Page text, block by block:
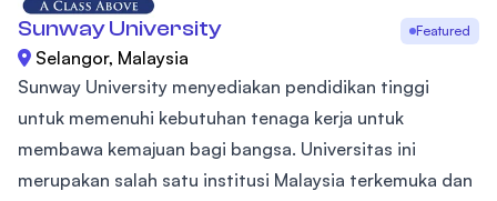
Sunway University Featured
Selangor, Malaysia
Sunway University menyediakan pendidikan tinggi
untuk memenuhi kebutuhan tenaga kerja untuk
membawa kemajuan bagi bangsa. Universitas ini
merupakan salah satu institusi Malaysia terkemuka dan